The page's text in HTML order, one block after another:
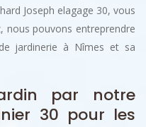
Joseph elagage 30, vous
nous pouvons entreprendre
jardinerie à Nîmes et sa
par notre
30 pour les